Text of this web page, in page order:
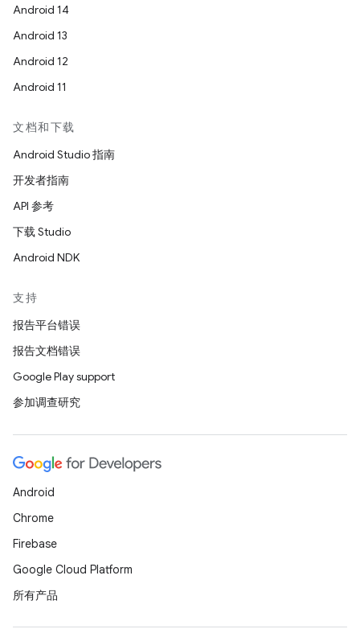
Android 14
Android 13
Android 12
Android 11
文档和下载
Android Studio 指南
开发者指南
API 参考
下载 Studio
Android NDK
支持
报告平台错误
报告文档错误
Google Play support
参加调查研究
Android
Chrome
Firebase
Google Cloud Platform
所有产品